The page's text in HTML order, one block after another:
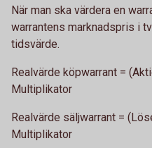
När man ska värdera en
warrantens marknadspris i
tidsvärde.
Realvärde köpwarrant =
Multiplikator
Realvärde säljwarrant =
Multiplikator